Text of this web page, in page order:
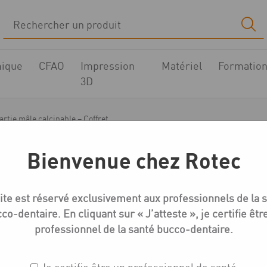
CFAO
Impression
3D
Matériel
mâle calcinable – Coffret
Intraclip – Macro
– Coffret
Bienvenue chez Rotec
est réservé exclusivement aux professionnels de la
dentaire. En cliquant sur « J’atteste », je certifie
professionnel de la santé bucco-dentaire.